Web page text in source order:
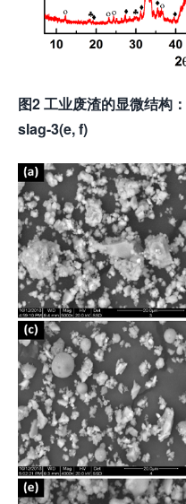
图2工业废渣的显微结构：
slag-3(e, f)